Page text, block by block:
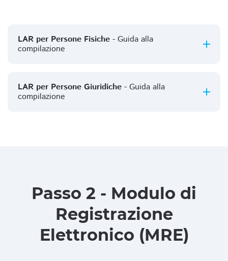
LAR per Persone Fisiche - Guida alla
compilazione
LAR per Persone Giuridiche - Guida alla
compilazione
Passo 2 - Modulo di
Registrazione
Elettronico (MRE)